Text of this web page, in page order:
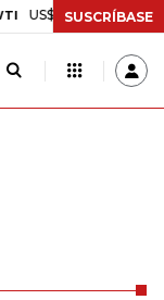
78,18 US$ 0,17
SUSCRÍBASE